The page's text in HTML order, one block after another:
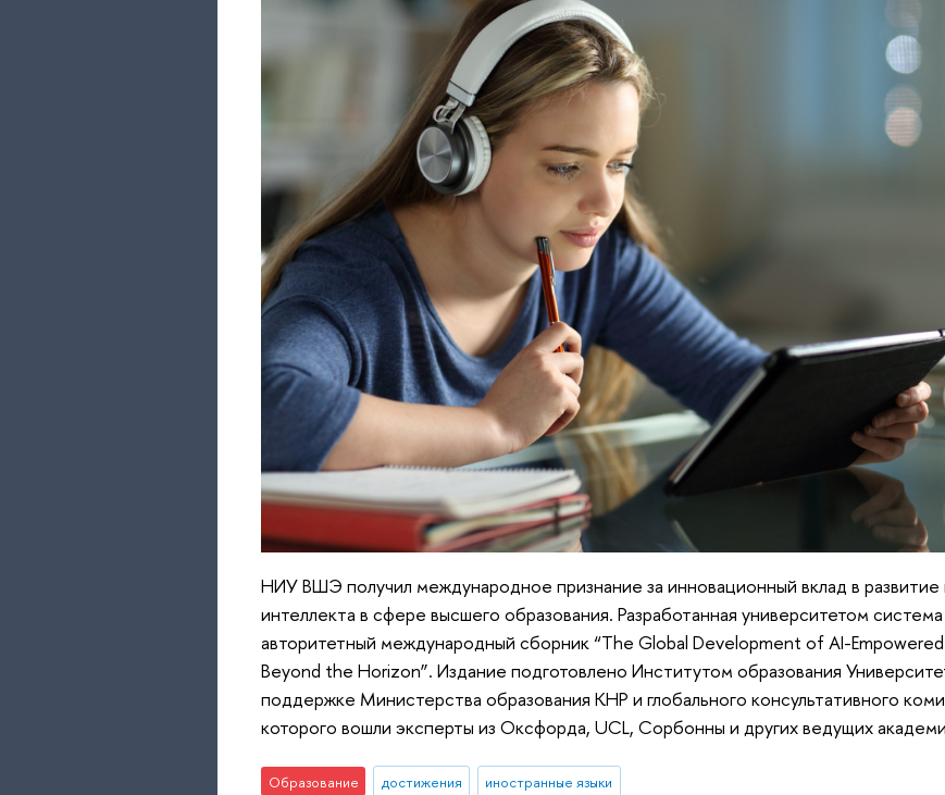
НИУ ВШЭ получил международное признание за инновационный вклад в развитие
интеллекта в сфере высшего образования. Разработанная университетом
авторитетный международный сборник “The Global Development of AI-
Beyond the Horizon”. Издание подготовлено Институтом образования
поддержке Министерства образования КНР и глобального консультативного
которого вошли эксперты из Оксфорда, UCL, Сорбонны и других ведущих
Образование достижения иностранные языки